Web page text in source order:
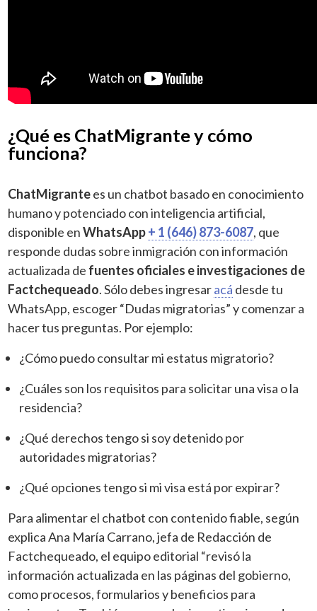
¿Qué es ChatMigrante y cómo
funciona?
ChatMigrantees un chatbot basado en conocimiento
humano y potenciado con inteligencia artificial,
disponible enWhatsApp+ 1 (646) 873-6087, que
responde dudas sobre inmigración con información
actualizada de fuentes oficiales e investigaciones de
Factchequeado. Sólo debes ingresaracá desde tu
WhatsApp, escoger “Dudas migratorias” y comenzar a
hacer tus preguntas. Por ejemplo:
¿Cómo puedo consultar mi estatus migratorio?
¿Cuáles son los requisitos para solicitar una visa o la
residencia?
¿Qué derechos tengo si soy detenido por
autoridades migratorias?
¿Qué opciones tengo si mi visa está por expirar?
Para alimentar el chatbot con contenido fiable, según
explica Ana María Carrano, jefa de Redacción de
Factchequeado, el equipo editorial “revisó la
información actualizada en las páginas del gobierno,
como procesos, formularios y beneficios para